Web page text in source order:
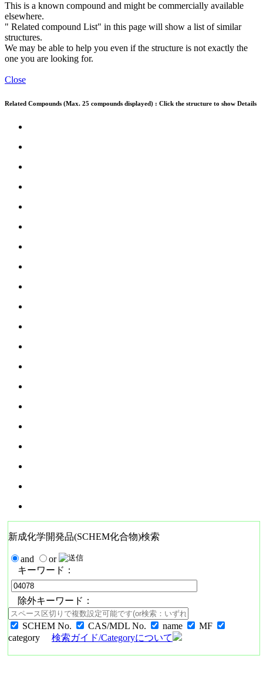
This is a known compound and might be commercially available
elsewhere.
" Related compound List" in this page will show a list of similar
structures.
We may be able to help you even if the structure is not exactly the
one you are looking for.
Close
Related Compounds (Max. 25 compounds displayed) : Click the structure to show Details
新成化学開発品(SCHEM化合物)検索
and
or
キーワード：
除外キーワード：
SCHEM No. CAS/MDL No. name
MF
category
検索ガイド/Categoryについて